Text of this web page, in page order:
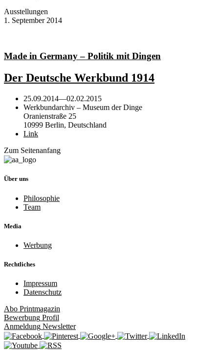
Ausstellungen
1. September 2014
Made in Germany – Politik mit Dingen
Der Deutsche Werkbund 1914
25.09.2014—02.02.2015
Werkbundarchiv – Museum der Dinge
Oranienstraße 25
10999 Berlin, Deutschland
Link
Zum Seitenanfang
Über uns
Philosophie
Team
Media
Werbung
Rechtliches
Impressum
Datenschutz
Abo Printmagazin
Bewerbung Profil
Anmeldung Newsletter